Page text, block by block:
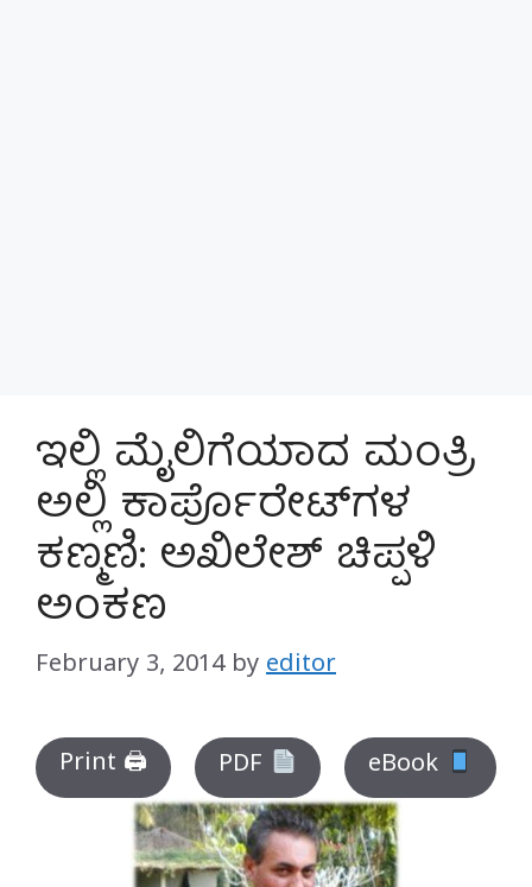
ಇಲ್ಲಿ ಮೈಲಿಗೆಯಾದ ಮಂತ್ರಿ
ಅಲ್ಲಿ ಕಾರ್ಪೊರೇಟ್‌ಗಳ
ಕಣ್ಮಣಿ: ಅಖಿಲೇಶ್ ಚಿಪ್ಪಳಿ
ಅಂಕಣ
February 3, 2014 by editor
Print 🖨 PDF eBook